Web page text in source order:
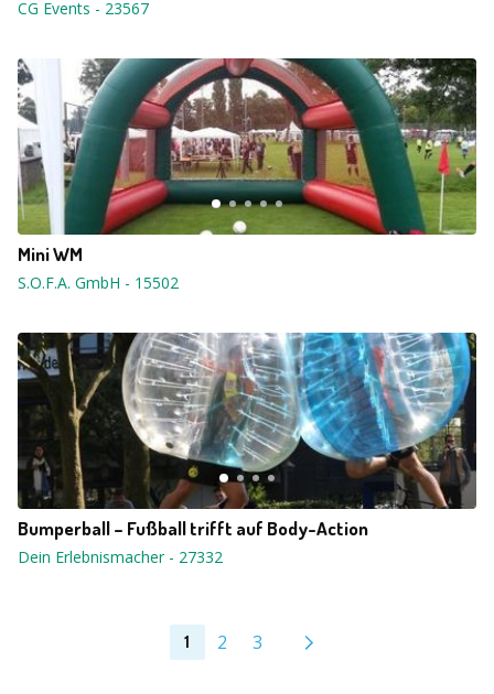
CG Events - 23567
Mini WM
S.O.F.A. GmbH - 15502
Bumperball – Fußball trifft auf Body-Action
Dein Erlebnismacher- 27332
1 2 3